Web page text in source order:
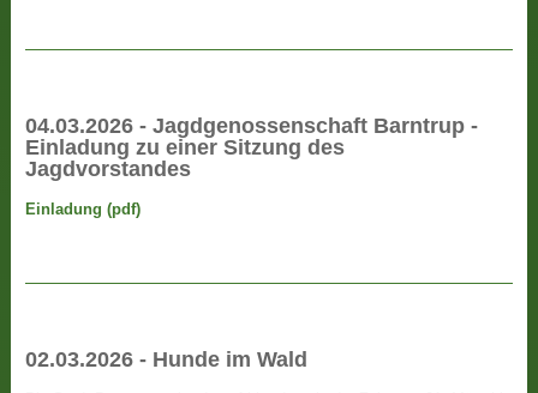
04.03.2026 - Jagdgenossenschaft Barntrup -
Einladung zu einer Sitzung des
Jagdvorstandes
Einladung (pdf)
02.03.2026 - Hunde im Wald